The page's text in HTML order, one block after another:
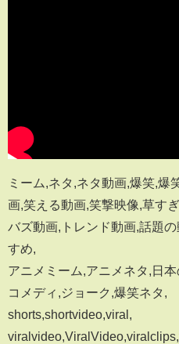
ミーム,ネタ,ネタ動画,爆笑,爆
画,笑える動画,笑撃映像,草す
バズ動画,トレンド動画,話題
すめ,
アニメミーム,アニメネタ,日本
コメディ,ジョーク,爆笑ネタ,
shorts,shortvideo,viral,